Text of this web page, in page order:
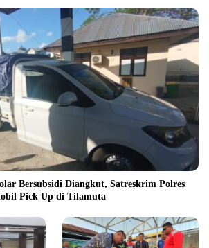
Bersubsidi Diangkut, Satreskrim Polres
Pick Up di Tilamuta